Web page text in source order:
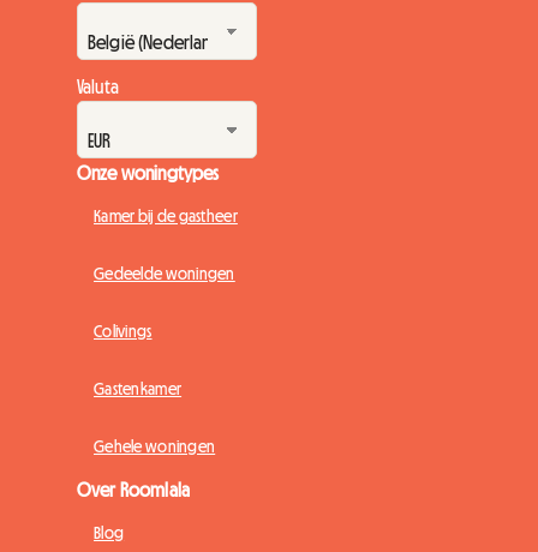
Valuta
Onze woningtypes
Kamer bij de gastheer
Gedeelde woningen
Colivings
Gastenkamer
Gehele woningen
Over Roomlala
Blog